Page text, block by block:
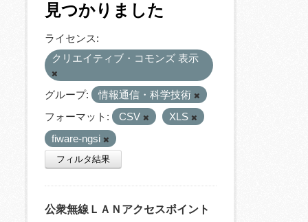
見つかりました
ライセンス:
クリエイティブ・コモンズ 表示
グループ:
情報通信・科学技術
フォーマット:
CSV
XLS
fiware-ngsi
フィルタ結果
公衆無線ＬＡＮアクセスポイント